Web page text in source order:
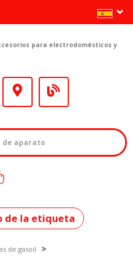
para electrodomésticos y
de la etiqueta
de gasoil